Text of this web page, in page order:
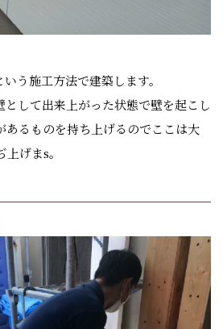
う施工方法で建築します。
として出来上がった状態で壁を起こし
あるものを持ち上げるのでここは大
げまs。